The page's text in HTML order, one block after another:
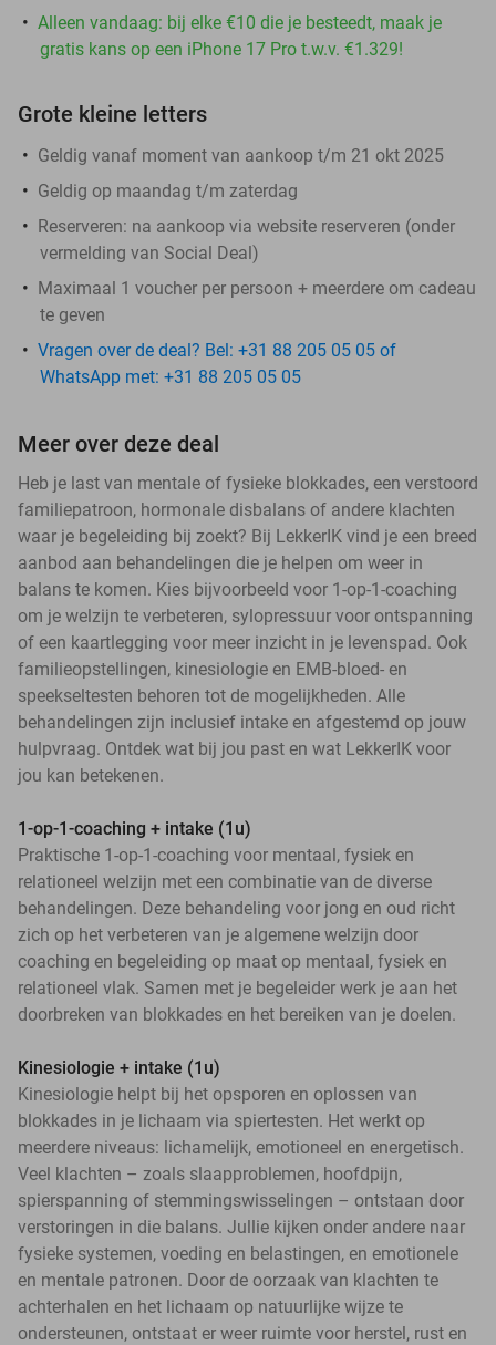
Alleen vandaag: bij elke €10 die je besteedt, maak je
gratis kans op een iPhone 17 Pro t.w.v. €1.329!
Grote kleine letters
Geldig vanaf moment van aankoop t/m 21 okt 2025
Geldig op maandag t/m zaterdag
Reserveren: na aankoop via website reserveren (onder
vermelding van Social Deal)
Maximaal 1 voucher per persoon + meerdere om cadeau
te geven
Vragen over de deal? Bel: +31 88 205 05 05 of
WhatsApp met: +31 88 205 05 05
Meer over deze deal
Heb je last van mentale of fysieke blokkades, een verstoord
familiepatroon, hormonale disbalans of andere klachten
waar je begeleiding bij zoekt? Bij LekkerIK vind je een breed
aanbod aan behandelingen die je helpen om weer in
balans te komen. Kies bijvoorbeeld voor 1-op-1-coaching
om je welzijn te verbeteren, sylopressuur voor ontspanning
of een kaartlegging voor meer inzicht in je levenspad. Ook
familieopstellingen, kinesiologie en EMB-bloed- en
speekseltesten behoren tot de mogelijkheden. Alle
behandelingen zijn inclusief intake en afgestemd op jouw
hulpvraag. Ontdek wat bij jou past en wat LekkerIK voor
jou kan betekenen.
1-op-1-coaching + intake (1u)
Praktische 1-op-1-coaching voor mentaal, fysiek en
relationeel welzijn met een combinatie van de diverse
behandelingen. Deze behandeling voor jong en oud richt
zich op het verbeteren van je algemene welzijn door
coaching en begeleiding op maat op mentaal, fysiek en
relationeel vlak. Samen met je begeleider werk je aan het
doorbreken van blokkades en het bereiken van je doelen.
Kinesiologie + intake (1u)
Kinesiologie helpt bij het opsporen en oplossen van
blokkades in je lichaam via spiertesten. Het werkt op
meerdere niveaus: lichamelijk, emotioneel en energetisch.
Veel klachten – zoals slaapproblemen, hoofdpijn,
spierspanning of stemmingswisselingen – ontstaan door
verstoringen in die balans. Jullie kijken onder andere naar
fysieke systemen, voeding en belastingen, en emotionele
en mentale patronen. Door de oorzaak van klachten te
achterhalen en het lichaam op natuurlijke wijze te
ondersteunen, ontstaat er weer ruimte voor herstel, rust en